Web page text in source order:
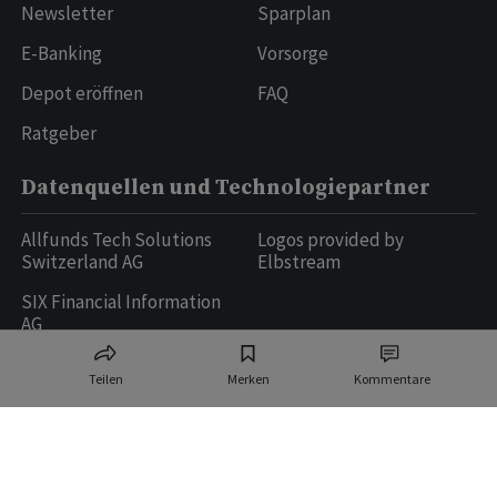
Teilen Merken Kommentare
Newsletter
E-Banking
Depot eröffnen
Ratgeber
Sparplan
Vorsorge
FAQ
Datenquellen und Technologiepartner
Allfunds Tech Solutions
Switzerland AG
SIX Financial Information
AG
Logos provided by
Elbstream
Ringier AG | Ringier Medien Schweiz